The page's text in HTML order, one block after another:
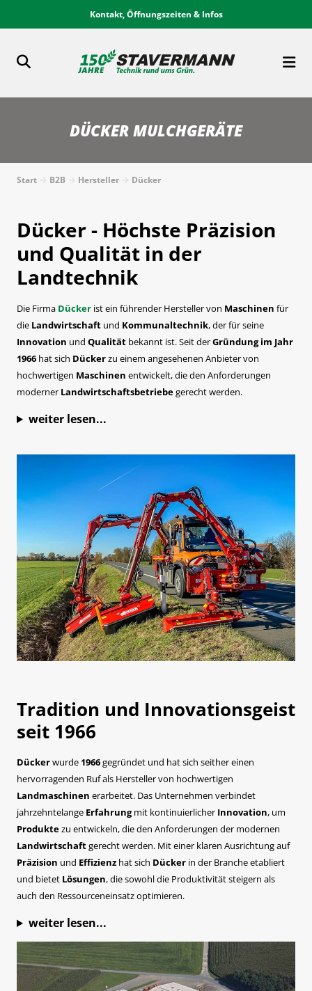
Kontakt, Öffnungszeiten & Infos
DÜCKER MULCHGERÄTE
Start B2B Hersteller Dücker
Dücker - Höchste Präzision
und Qualität in der
Landtechnik
Die Firma Dücker ist ein führender Hersteller von Maschinen für
die Landwirtschaft und Kommunaltechnik, der für seine
Innovation und Qualität bekannt ist. Seit derGründung im Jahr
1966 hat sich Dückerzu einem angesehenen Anbieter von
hochwertigen Maschinen entwickelt, die den Anforderungen
moderner Landwirtschaftsbetriebegerecht werden.
weiter lesen...
Tradition und Innovationsgeist
seit 1966
Dückerwurde 1966gegründet und hat sich seither einen
hervorragenden Ruf als Hersteller von hochwertigen
Landmaschinen erarbeitet. Das Unternehmen verbindet
jahrzehntelange Erfahrungmit kontinuierlicher Innovation, um
Produktezu entwickeln, die den Anforderungen der modernen
Landwirtschaftgerecht werden. Mit einer klaren Ausrichtung auf
Präzision und Effizienz hat sich Dücker in der Branche etabliert
und bietet Lösungen, die sowohl die Produktivität steigern als
auch den Ressourceneinsatz optimieren.
weiter lesen...